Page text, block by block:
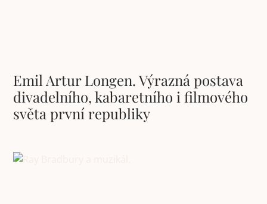
Emil Artur Longen. Výrazná postava
divadelního, kabaretního i filmového
světa první republiky